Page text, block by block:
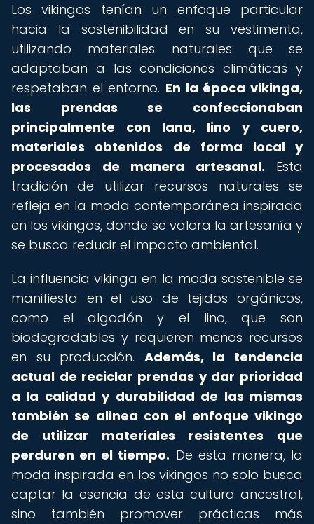
Los vikingos tenían un enfoque particular
hacia la sostenibilidad en su vestimenta,
utilizando materiales naturales que se
adaptaban a las condiciones climáticas y
respetaban el entorno. En la época vikinga,
las prendas se confeccionaban
principalmente con lana, lino y cuero,
materiales obtenidos de forma local y
procesados de manera artesanal. Esta
tradición de utilizar recursos naturales se
refleja en la moda contemporánea inspirada
en los vikingos, donde se valora la artesanía y
se busca reducir el impacto ambiental.
La influencia vikinga en la moda sostenible se
manifiesta en el uso de tejidos orgánicos,
como el algodón y el lino, que son
biodegradables y requieren menos recursos
en su producción. Además, la tendencia
actual de reciclar prendas y dar prioridad
a la calidad y durabilidad de las mismas
también se alinea con el enfoque vikingo
de utilizar materiales resistentes que
perduren en el tiempo. De esta manera, la
moda inspirada en los vikingos no solo busca
captar la esencia de esta cultura ancestral,
sino también promover prácticas más